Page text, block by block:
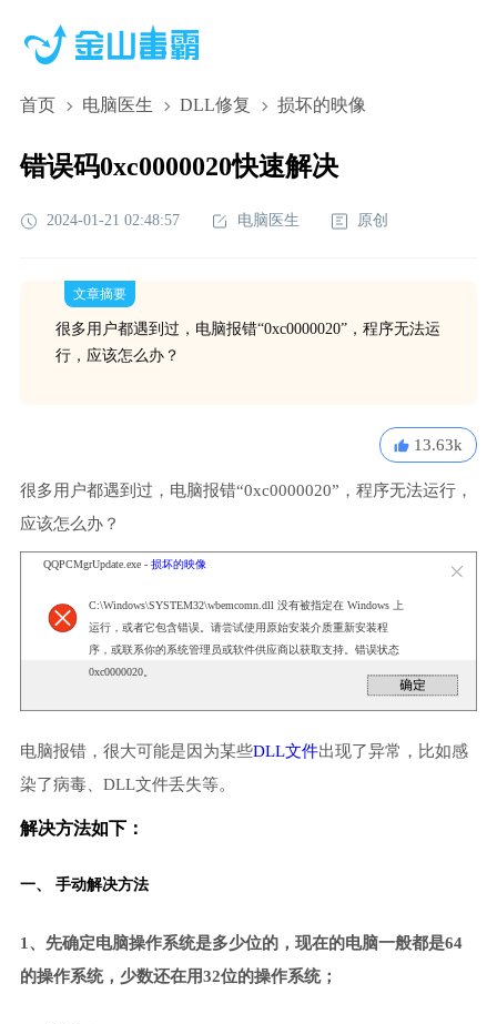
首页 电脑医生 DLL修复 损坏的映像
错误码0xc0000020快速解决
2024-01-21 02:48:57 电脑医生 原创
文章摘要
很多用户都遇到过，电脑报错“0xc0000020”，程序无法运
行，应该怎么办？
13.63k
很多用户都遇到过，电脑报错“0xc0000020”，程序无法运行，
应该怎么办？
QQPCMgrUpdate.exe - 损坏的映像
C:\Windows\SYSTEM32\wbemcomn.dll 没有被指定在 Windows 上
运行，或者它包含错误。请尝试使用原始安装介质重新安装程
序，或联系你的系统管理员或软件供应商以获取支持。错误状态
0xc0000020。
电脑报错，很大可能是因为某些DLL文件出现了异常，比如感
染了病毒、DLL文件丢失等。
解决方法如下：
一、 手动解决方法
1、先确定电脑操作系统是多少位的，现在的电脑一般都是64
的操作系统，少数还在用32位的操作系统；